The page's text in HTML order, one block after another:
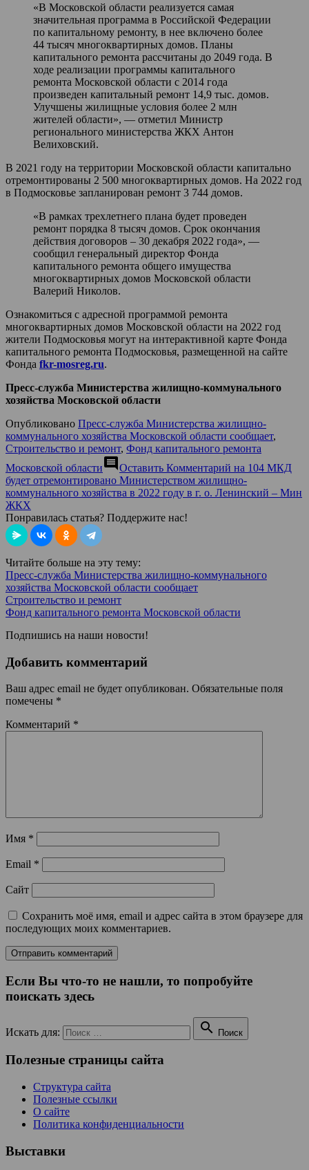
«В Московской области реализуется самая
значительная программа в Российской Федерации
по капитальному ремонту, в нее включено более
44 тысяч многоквартирных домов. Планы
капитального ремонта рассчитаны до 2049 года. В
ходе реализации программы капитального
ремонта Московской области с 2014 года
произведен капитальный ремонт 14,9 тыс. домов.
Улучшены жилищные условия более 2 млн
жителей области», — отметил Министр
регионального министерства ЖКХ Антон
Велиховский.
В 2021 году на территории Московской области капитально
отремонтированы 2 500 многоквартирных домов. На 2022 год
в Подмосковье запланирован ремонт 3 744 домов.
«В рамках трехлетнего плана будет проведен
ремонт порядка 8 тысяч домов. Срок окончания
действия договоров – 30 декабря 2022 года», —
сообщил генеральный директор Фонда
капитального ремонта общего имущества
многоквартирных домов Московской области
Валерий Николов.
Ознакомиться с адресной программой ремонта
многоквартирных домов Московской области на 2022 год
жители Подмосковья могут на интерактивной карте Фонда
капитального ремонта Подмосковья, размещенной на сайте
Фонда fkr-mosreg.ru.
Пресс-служба Министерства жилищно-коммунального
хозяйства Московской области
Опубликовано Пресс-служба Министерства жилищно-
коммунального хозяйства Московской области сообщает,
Строительство и ремонт, Фонд капитального ремонта
Московской областиcomment Оставить Комментарий на 104 МКД
будет отремонтировано Министерством жилищно-
коммунального хозяйства в 2022 году в г. о. Ленинский – Мин
ЖКХ
Понравилась статья? Поддержите нас!
Читайте больше на эту тему:
Пресс-служба Министерства жилищно-коммунального
хозяйства Московской области сообщает
Строительство и ремонт
Фонд капитального ремонта Московской области
Подпишись на наши новости!
Добавить комментарий
Ваш адрес email не будет опубликован. Обязательные поля
помечены *
Комментарий *
Имя *
Email *
Сайт
Сохранить моё имя, email и адрес сайта в этом браузере для
последующих моих комментариев.
Если Вы что-то не нашли, то попробуйте
поискать здесь
Искать для:  Поиск
Полезные страницы сайта
Структура сайта
Полезные ссылки
О сайте
Политика конфиденциальности
Выставки